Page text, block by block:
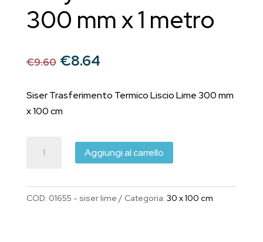
300 mm x 1 metro
€9.60 Il
originale
era:
€8.64Il
attuale
Siser Trasferimento Termico Liscio Lime 300 mm
x 100 cm
Trasferimento
Aggiungi al carrello
COD: 01655 - siser lime Categoria: 30 x 100 cm